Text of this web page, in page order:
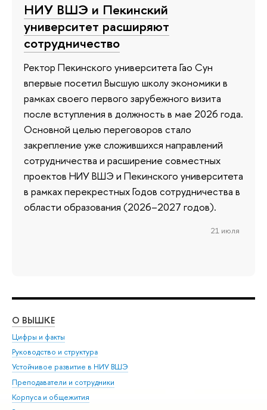
НИУ ВШЭ и Пекинский
университет расширяют
сотрудничество
Ректор Пекинского университета Гао Сун
впервые посетил Высшую школу экономики в
рамках своего первого зарубежного визита
после вступления в должность в мае 2026 года.
Основной целью переговоров стало
закрепление уже сложившихся направлений
сотрудничества и расширение совместных
проектов НИУ ВШЭ и Пекинского университета
в рамках перекрестных Годов сотрудничества в
области образования (2026–2027 годов).
21 июля
О ВЫШКЕ
Цифры и факты
Руководство и структура
Устойчивое развитие в НИУ ВШЭ
Преподаватели и сотрудники
Корпуса и общежития